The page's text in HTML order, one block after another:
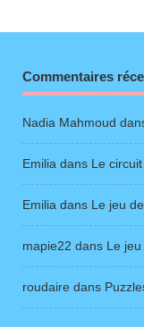
Commentaires
Nadia Mahmoud
Emilia dans Le
Emilia dans Le jeu
mapie22 dans Le
roudaire dans